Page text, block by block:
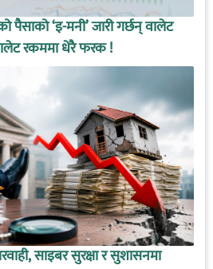
पैसाको ‘इ-मनी’ जारी गर्छन् वालेट
रकममा धेरै फरक !
साइबर सुरक्षा र सुशासनमा